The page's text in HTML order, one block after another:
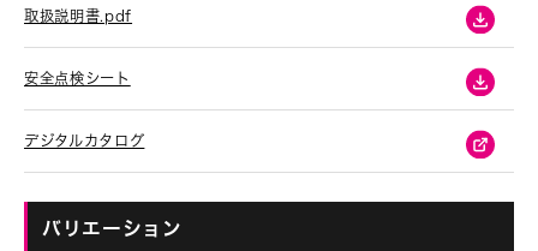
取扱説明書.pdf
安全点検シート
デジタルカタログ
バリエーション